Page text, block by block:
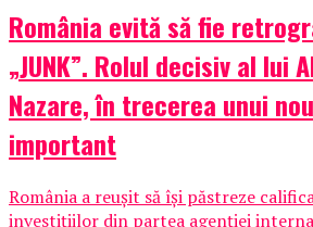
România evită să fie
„JUNK”. Rolul decisiv al lui
Nazare, în trecerea unui
important
România a reușit să își păstreze
investițiilor din partea agenției